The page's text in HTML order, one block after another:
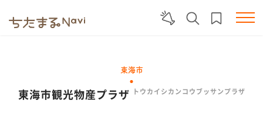
東海市
東海市観光物産プラザ トウカイシカンコウブッサンプラザ